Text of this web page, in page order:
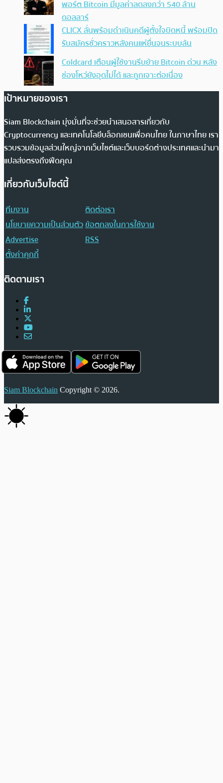
พอร์ต Bitcoin มีมูลค่าลดลงกว่า 540 ล้าน
ดอลลาร์
CLICX ลั่นพร้อมดำเนินคดีผู้ตั้งใจบิดหนี้ พร้อมปิด
รับสมัครชั่วคราวหลังคนแห่ยื่นจนระบบล้น
Coldcard เตือนผู้ใช้งานรีบย้าย Bitcoin ด่วน หลัง
ช่องโหว่ยังอุดไม่ได้ และถูกเจาะต่อเนื่อง
เป้าหมายของเรา
Siam Blockchain มุ่งมั่นที่จะช่วยนำเสนอสารเกี่ยวกับ
Cryptocurrency และเทคโนโลยีบล็อกเชนเพื่อคนไทย ในภาษาไทย เรา
รวบรวมข้อมูลส่วนใหญ่จากเว็บไซต์และเว็บบอร์ดต่างประเทศและนำมา
แปลส่งตรงถึงฟีดคุณ
เกี่ยวกับเว็บไซต์นี้
ทีมงาน
ติดต่อเรา
นโยบายความเป็นส่วนตัวข้อตกลงในการใช้งาน
Advertise
RSS
ตั้งค่าคุกกี้
ติดตามเรา
Siam Blockchain Copyright © 2026.